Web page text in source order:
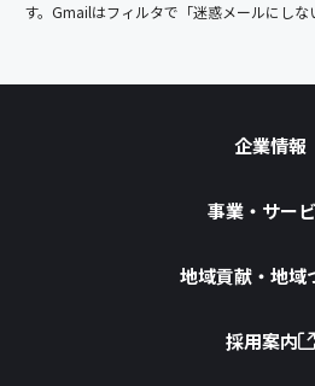
す。Gmailはフィルタで「迷惑メールにし
企業情報
事業・サー
地域貢献・地域
採用案内